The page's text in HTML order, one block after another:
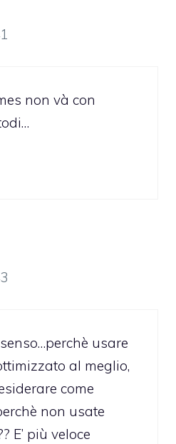
non và con
usare
al meglio,
come
non usate
E’ più veloce